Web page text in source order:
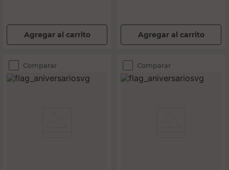
Agregar al carrito Agregar al carrito
Comparar Comparar